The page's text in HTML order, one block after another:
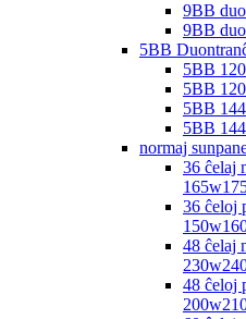
9BB
9BB
5BB
5BB
5BB
5BB
5BB
normaj
36 ĉelaj
36 ĉeloj
48 ĉelaj
48 ĉeloj